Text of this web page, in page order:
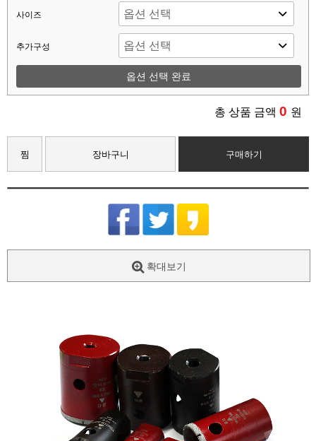
사이즈
추가구성
옵션 선택 완료
총 상품 금액 0 원
찜 장바구니 구매하기
확대보기